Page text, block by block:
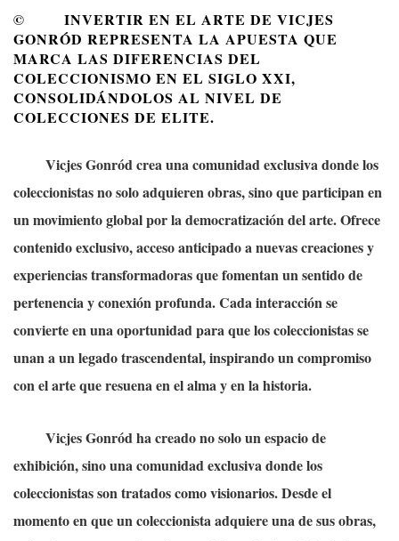
© INVERTIR EN EL ARTE DE VICJES
GONRÓD REPRESENTA LA APUESTA QUE
MARCA LAS DIFERENCIAS DEL
COLECCIONISMO EN EL SIGLO XXI,
CONSOLIDÁNDOLOS AL NIVEL DE
COLECCIONES DE ELITE.
Vicjes Gonród crea una comunidad exclusiva donde los
coleccionistas no solo adquieren obras, sino que participan en
un movimiento global por la democratización del arte. Ofrece
contenido exclusivo, acceso anticipado a nuevas creaciones y
experiencias transformadoras que fomentan un sentido de
pertenencia y conexión profunda. Cada interacción se
convierte en una oportunidad para que los coleccionistas se
unan a un legado trascendental, inspirando un compromiso
con el arte que resuena en el alma y en la historia.
Vicjes Gonród ha creado no solo un espacio de
exhibición, sino una comunidad exclusiva donde los
coleccionistas son tratados como visionarios. Desde el
momento en que un coleccionista adquiere una de sus obras,